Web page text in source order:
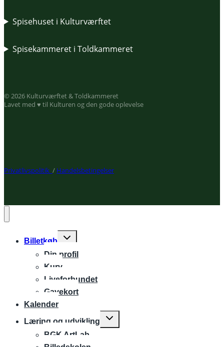
Spisehuset i Kulturværftet
Spisekammeret i Toldkammeret
© 2026 Kulturværftet & Toldkammeret
Lavet med ♥ til Kulturen og den gode oplevelse
Privatlivspolitik / Handelsbetingelser
Billetkøb
Expand
menu
Din profil
Kurv
Liveforbundet
Gavekort
Kalender
Læring og udvikling
Expand
child
BGK ArtLab